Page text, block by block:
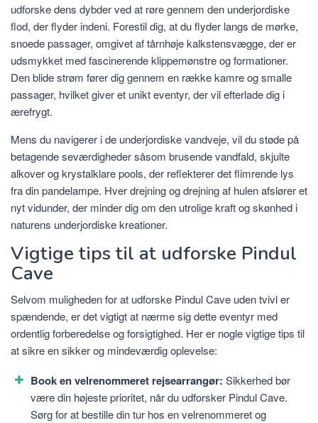
udforske dens dybder ved at røre gennem den underjordiske
flod, der flyder indeni. Forestil dig, at du flyder langs de mørke,
snoede passager, omgivet af tårnhøje kalkstensvægge, der er
udsmykket med fascinerende klippemønstre og formationer.
Den blide strøm fører dig gennem en række kamre og smalle
passager, hvilket giver et unikt eventyr, der vil efterlade dig i
ærefrygt.
Mens du navigerer i de underjordiske vandveje, vil du støde på
betagende seværdigheder såsom brusende vandfald, skjulte
alkover og krystalklare pools, der reflekterer det flimrende lys
fra din pandelampe. Hver drejning og drejning af hulen afslører et
nyt vidunder, der minder dig om den utrolige kraft og skønhed i
naturens underjordiske kreationer.
Vigtige tips til at udforske Pindul
Cave
Selvom muligheden for at udforske Pindul Cave uden tvivl er
spændende, er det vigtigt at nærme sig dette eventyr med
ordentlig forberedelse og forsigtighed. Her er nogle vigtige tips til
at sikre en sikker og mindeværdig oplevelse:
Book en velrenommeret rejsearrangør: Sikkerhed bør
være din højeste prioritet, når du udforsker Pindul Cave.
Sørg for at bestille din tur hos en velrenommeret og